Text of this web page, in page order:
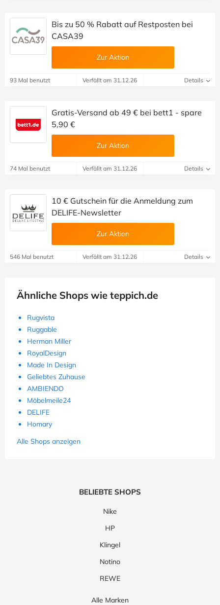
Bis zu 50 % Rabatt auf Restposten bei
CASA39
Zur Aktion
93 Mal benutzt Verfällt am 31.12.26 Details
Gratis-Versand ab 49 € bei bett1 - spare
5,90 €
Zur Aktion
74 Mal benutzt Verfällt am 31.12.26 Details
10 € Gutschein für die Anmeldung zum
DELIFE-Newsletter
Zur Aktion
546 Mal benutzt Verfällt am 31.12.26 Details
Ähnliche Shops wie teppich.de
Rugvista
Ruggable
Herman Miller
RoyalDesign
Made In Design
Geliebtes Zuhause
AMBIENDO
Möbelmeile24
DELIFE
Homary
Alle Shops anzeigen
BELIEBTE SHOPS
Nike
HP
Klingel
Notino
REWE
Alle Marken